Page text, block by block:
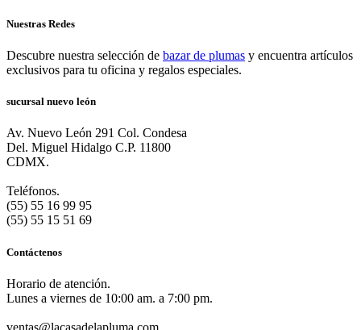
Nuestras Redes
Descubre nuestra selección de bazar de plumas y encuentra artículos
exclusivos para tu oficina y regalos especiales.
sucursal nuevo león
Av. Nuevo León 291 Col. Condesa
Del. Miguel Hidalgo C.P. 11800
CDMX.
Teléfonos.
(55) 55 16 99 95
(55) 55 15 51 69
Contáctenos
Horario de atención.
Lunes a viernes de 10:00 am. a 7:00 pm.
ventas@lacasadelapluma.com